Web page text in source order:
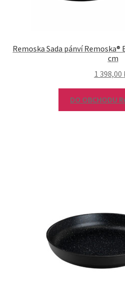
Remoska Sada pánví Remoska®
cm
1 398,00
DO OBCHODU